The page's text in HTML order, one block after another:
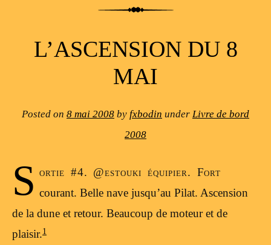
L’ASCENSION DU 8
MAI
Posted on 8 mai 2008 by fxbodin under Livre de bord
2008
S ortie #4. @estouki équipier. Fort
courant. Belle nave jusqu’au Pilat. Ascension
de la dune et retour. Beaucoup de moteur et de
plaisir.1